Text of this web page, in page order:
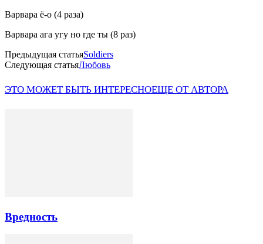
Варвара ё-о (4 раза)
Варвара ага угу но где ты (8 раз)
Предыдущая статьяSoldiers
Следующая статьяЛюбовь
ЭТО МОЖЕТ БЫТЬ ИНТЕРЕСНОЕЩЕ ОТ АВТОРА
Вредность